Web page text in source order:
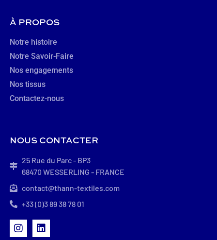
À PROPOS
Notre histoire
Notre Savoir-Faire
Nos engagements
Nos tissus
Contactez-nous
NOUS CONTACTER
25 Rue du Parc - BP3
68470 WESSERLING - FRANCE
contact@thann-textiles.com
+33 (0)3 89 38 78 01